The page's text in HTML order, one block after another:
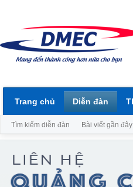
Trang chủ Diễn đàn
Tìm kiếm diễn đàn Bài viết gần đây